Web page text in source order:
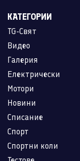
КАТЕГОРИИ
TG-Свят
Видео
Галерия
Електрически
Мотори
Новини
Списание
Спорт
Спортни коли